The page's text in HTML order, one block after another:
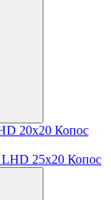
20х20 Копос